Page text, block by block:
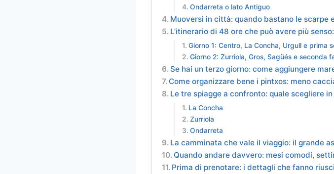
Ondarreta o lato Antiguo
Muoversi in città: quando bastano le scarpe
L’itinerario di 48 ore che può avere più
Giorno 1: Centro, La Concha, Urgull e prima
Giorno 2: Zurriola, Gros, Sagüés e seconda
Se hai un terzo giorno: come aggiungere
Come organizzare bene i pintxos: meno
Le tre spiagge a confronto: quale scegliere
La Concha
Zurriola
Ondarreta
La camminata che vale il viaggio: il grande
Quando andare davvero: mesi comodi,
Prima di prenotare: i dettagli che fanno